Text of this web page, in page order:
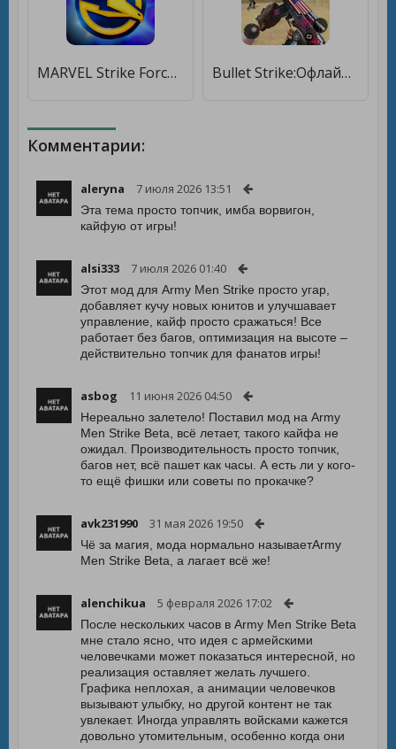
MARVEL Strike Force [Бесплатные покупки] Bullet Strike:Офлайн-шутер [Много монет]
Комментарии:
aleryna 7 июля 2026 13:51
Эта тема просто топчик, имба ворвигон,
кайфую от игры!
alsi333 7 июля 2026 01:40
Этот мод для Army Men Strike просто угар,
добавляет кучу новых юнитов и улучшавает
управление, кайф просто сражаться! Все
работает без багов, оптимизация на высоте –
действительно топчик для фанатов игры!
asbog 11 июня 2026 04:50
Нереально залетело! Поставил мод на Army
Men Strike Beta, всё летает, такого кайфа не
ожидал. Производительность просто топчик,
багов нет, всё пашет как часы. А есть ли у кого-
то ещё фишки или советы по прокачке?
avk231990 31 мая 2026 19:50
Чё за магия, мода нормально называетArmy
Men Strike Beta, а лагает всё же!
alenchikua 5 февраля 2026 17:02
После нескольких часов в Army Men Strike Beta
мне стало ясно, что идея с армейскими
человечками может показаться интересной, но
реализация оставляет желать лучшего.
Графика неплохая, а анимации человечков
вызывают улыбку, но другой контент не так
увлекает. Иногда управлять войсками кажется
довольно утомительным, особенно когда они